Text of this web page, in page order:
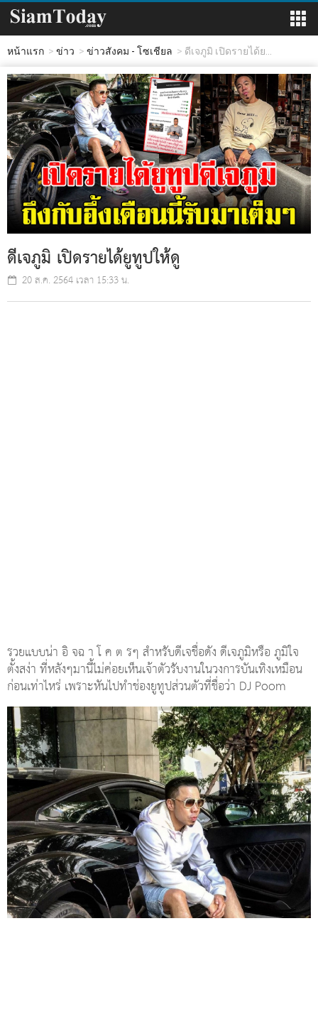
หน้าแรก ข่าว ข่าวสังคม - โซเชียล ดีเจภูมิ เปิดรายได้ย...
ดีเจภูมิ เปิดรายได้ยูทูปให้ดู
20 ส.ค. 2564 เวลา 15:33 น.
รวยแบบน่า อิ จฉ า โ ค ต รๆ สำหรับดีเจชื่อดัง ดีเจภูมิหรือ ภูมิใจ
ตั้งสง่า ที่หลังๆมานี้ไม่ค่อยเห็นเจ้าตัวรับงานในวงการบันเทิงเหมือน
ก่อนเท่าไหร่ เพราะหันไปทำช่องยูทูปส่วนตัวที่ชื่อว่า DJ Poom